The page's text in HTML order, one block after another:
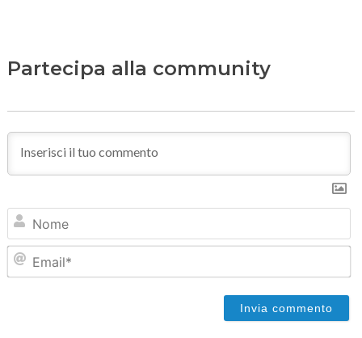
Partecipa alla community